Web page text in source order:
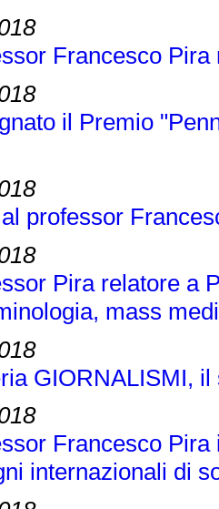
Francesco
il Premio
professor
Pira relatore a
mass
GIORNALISMI,
Francesco
internazionali di